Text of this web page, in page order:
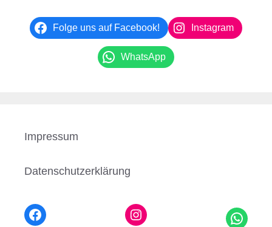
Folge uns auf Facebook! Instagram
WhatsApp
Impressum
Datenschutzerklärung
Facebook Instagram WhatsApp